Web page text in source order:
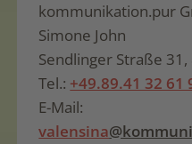
kommunikation.pur
Simone John
Sendlinger Straße
Tel.: +49.89.41 32 61
E-Mail:
valensina